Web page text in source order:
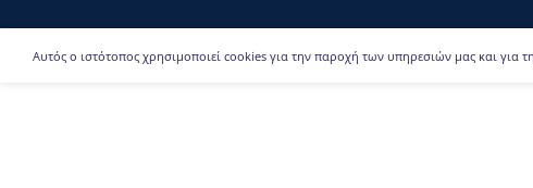
Αυτός ο ιστότοπος χρησιμοποιεί cookies για την παροχή των υπηρεσιών μας και